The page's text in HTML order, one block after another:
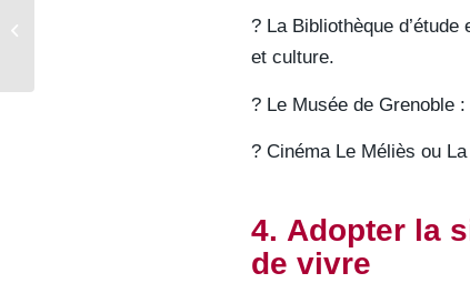
? La Bibliothèque
et culture.
? Le Musée de Grenoble
? Cinéma Le Méliès ou
4. Adopter la
de vivre